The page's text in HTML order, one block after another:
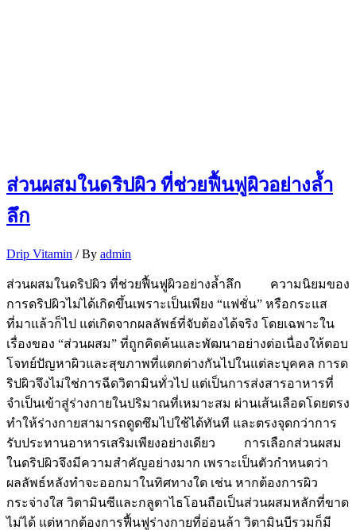
ส่วนผสมในดริปผิว ที่ช่วยฟื้นฟูผิวอย่างล้ำ
ลึก
Drip Vitamin / By admin
ส่วนผสมในดริปผิว ที่ช่วยฟื้นฟูผิวอย่างล้ำลึก ความนิยมของ
การดริปผิวไม่ได้เกิดขึ้นเพราะเป็นเพียง “แฟชั่น” หรือกระแส
ที่มาแล้วก็ไป แต่เกิดจากผลลัพธ์ที่จับต้องได้จริง โดยเฉพาะใน
เรื่องของ “ส่วนผสม” ที่ถูกคิดค้นและพัฒนาอย่างต่อเนื่องให้ตอบ
โจทย์ปัญหาผิวและสุขภาพที่แตกต่างกันไปในแต่ละบุคคล การด
ริปผิวจึงไม่ใช่การฉีดวิตามินทั่วไป แต่เป็นการส่งสารอาหารที่
จำเป็นเข้าสู่ร่างกายในปริมาณที่เหมาะสม ผ่านเส้นเลือดโดยตรง
ทำให้ร่างกายสามารถดูดซึมไปใช้ได้ทันที และตรงจุดกว่าการ
รับประทานอาหารเสริมเพียงอย่างเดียว การเลือกส่วนผสม
ในดริปผิวจึงมีความสำคัญอย่างมาก เพราะเป็นตัวกำหนดว่า
ผลลัพธ์หลังทำจะออกมาในทิศทางใด เช่น หากต้องการผิว
กระจ่างใส วิตามินซีและกลูตาไธโอนถือเป็นส่วนผสมหลักที่ขาด
ไม่ได้ แต่หากต้องการฟื้นฟูร่างกายที่อ่อนล้า วิตามินบีรวมก็มี